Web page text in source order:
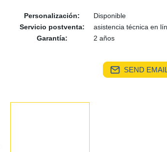
Personalización:
Disponible
Servicio postventa:
asistencia técnica en
Garantía:
2 años
SEND